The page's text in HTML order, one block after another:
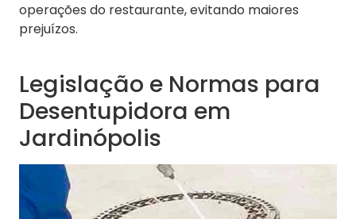
operações do restaurante, evitando maiores
prejuízos.
Legislação e Normas para
Desentupidora em
Jardinópolis